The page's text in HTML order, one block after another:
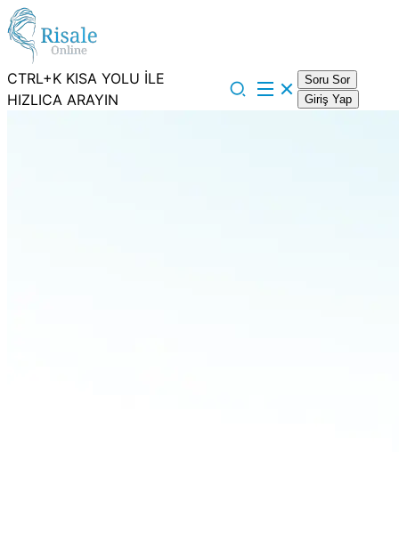
CTRL+K KISA YOLU İLE
HIZLICA ARAYIN
Soru Sor
Giriş Yap